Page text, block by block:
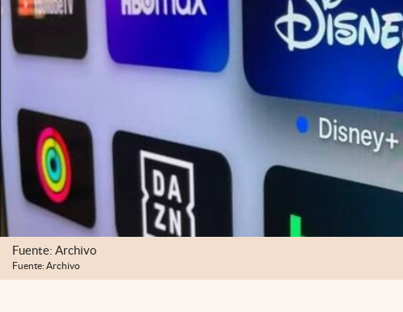
Fuente: Archivo
Fuente: Archivo